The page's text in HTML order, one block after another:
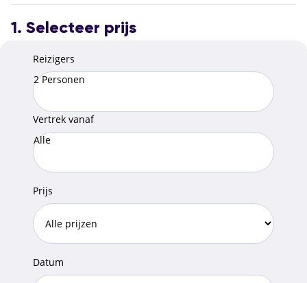
1. Selecteer prijs
Reizigers
2 Personen
Vertrek vanaf
Alle
Prijs
Datum